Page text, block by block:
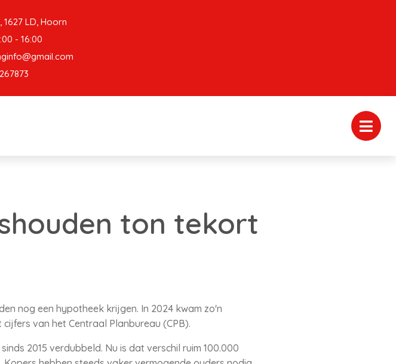
1627 LD, Hoorn
- 16:00
ton tekort
nog een hypotheek krijgen. In 2024 kwam zo'n
van het Centraal Planbureau (CPB).
2015 verdubbeld. Nu is dat verschil ruim 100.000